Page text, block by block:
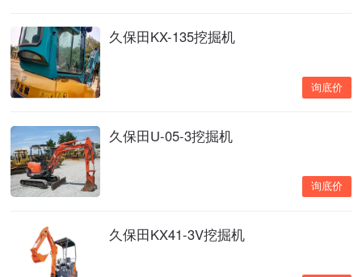
久保田KX-135挖掘机
询底价
久保田U-05-3挖掘机
询底价
久保田KX41-3V挖掘机